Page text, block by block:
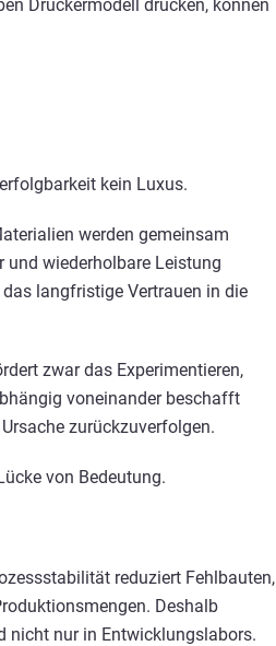
Druckermodell drucken, können
kein Luxus.
werden gemeinsam
wiederholbare Leistung
langfristige Vertrauen in die
zwar das Experimentieren,
voneinander beschafft
zurückzuverfolgen.
von Bedeutung.
reduziert Fehlbauten,
Deshalb
nicht nur in Entwicklungslabors.